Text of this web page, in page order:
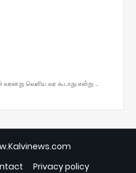
வெளிய வர கூடாது என்று ...
Privacy policy